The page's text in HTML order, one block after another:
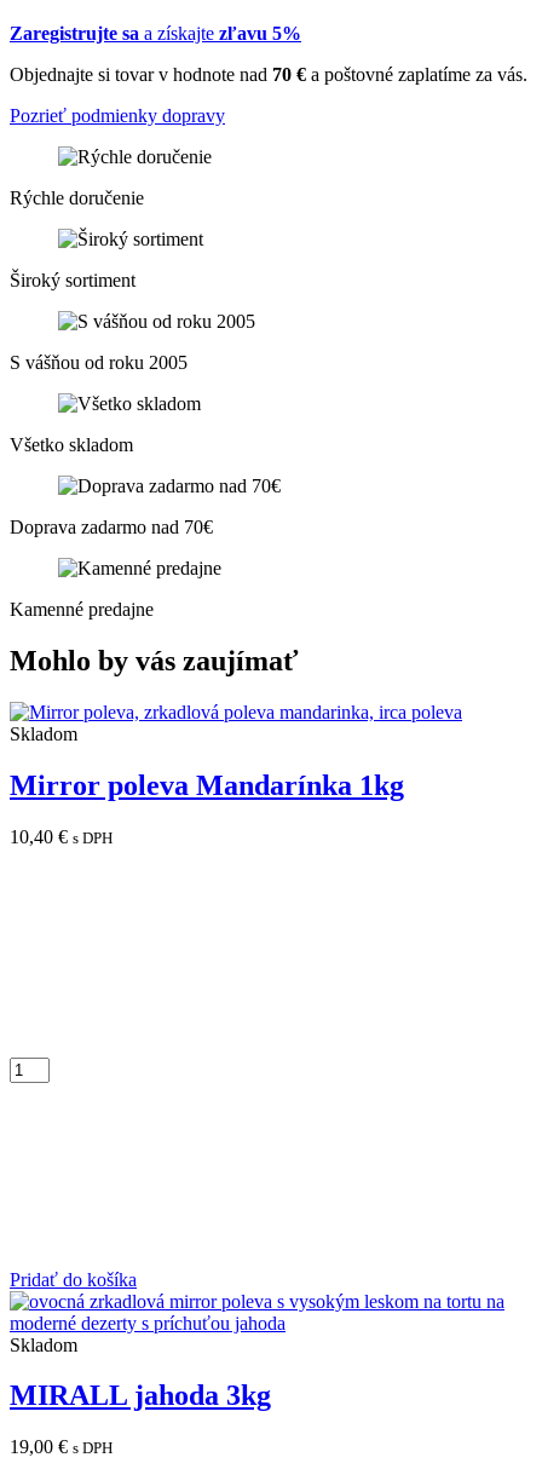
Zaregistrujte sa a získajte zľavu 5%
Objednajte si tovar v hodnote nad 70 € a poštovné zaplatíme za vás.
Pozrieť podmienky dopravy
Rýchle doručenie
Široký sortiment
S vášňou od roku 2005
Všetko skladom
Doprava zadarmo nad 70€
Kamenné predajne
Mohlo by vás zaujímať
Skladom
Mirror poleva Mandarínka 1kg
10,40 € s DPH
Pridať do košíka
Skladom
MIRALL jahoda 3kg
19,00 € s DPH